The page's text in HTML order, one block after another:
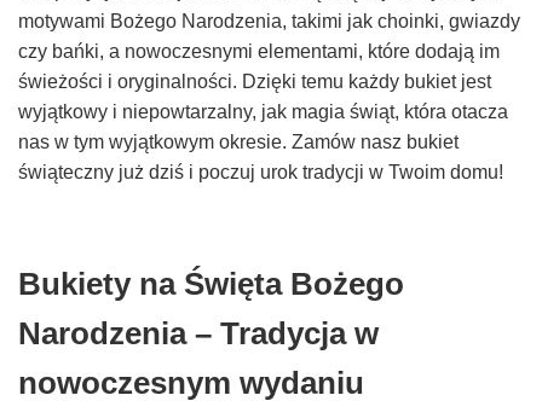
motywami Bożego Narodzenia, takimi jak choinki, gwiazdy
czy bańki, a nowoczesnymi elementami, które dodają im
świeżości i oryginalności. Dzięki temu każdy bukiet jest
wyjątkowy i niepowtarzalny, jak magia świąt, która otacza
nas w tym wyjątkowym okresie. Zamów nasz bukiet
świąteczny już dziś i poczuj urok tradycji w Twoim domu!
Bukiety na Święta Bożego
Narodzenia – Tradycja w
nowoczesnym wydaniu